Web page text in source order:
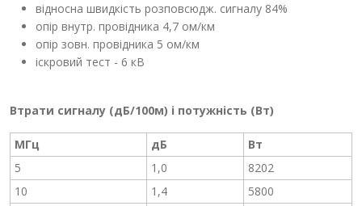
відносна швидкість розповсюдж. сигналу 84%
опір внутр. провідника 4,7 ом/км
опір зовн. провідника 5 ом/км
іскровий тест - 6 кВ
Втрати сигналу (дБ/100м) і потужність (Вт)
МГц дБ
Вт
5
1,0
8202
10
1,4
5800